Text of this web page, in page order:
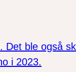
ble også
i 2023.